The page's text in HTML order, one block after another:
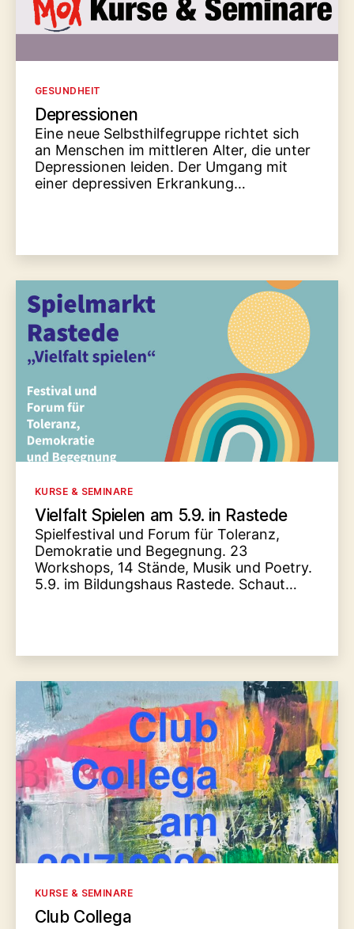
Kategorien
GESUNDHEIT
Depressionen
Eine neue Selbsthilfegruppe richtet sich
an Menschen im mittleren Alter, die unter
Depressionen leiden. Der Umgang mit
einer depressiven Erkrankung…
Kategorien
KURSE & SEMINARE
Vielfalt Spielen am 5.9. in Rastede
Spielfestival und Forum für Toleranz,
Demokratie und Begegnung. 23
Workshops, 14 Stände, Musik und Poetry.
5.9. im Bildungshaus Rastede. Schaut…
Kategorien
KURSE & SEMINARE
Club Collega